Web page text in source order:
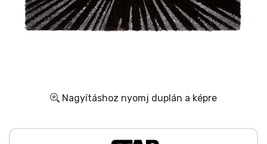
Nagyításhoz nyomj duplán a képre
Szállítás és fizetés